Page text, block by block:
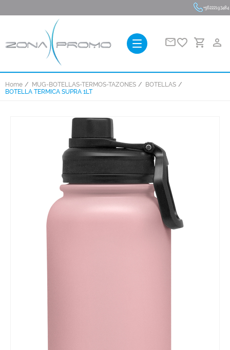
+56222193484
favorite_border person_outline
Home MUG-BOTELLAS-TERMOS-TAZONES
BOTELLAS
BOTELLA TERMICA SUPRA 1LT